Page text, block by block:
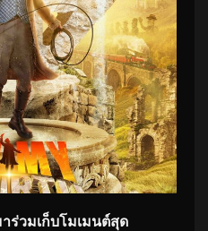
ร่วมเก็บโมเมนต์สุด